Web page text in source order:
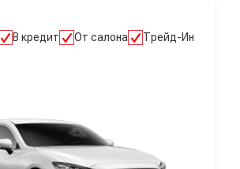
В кредит От салона Трейд-Ин